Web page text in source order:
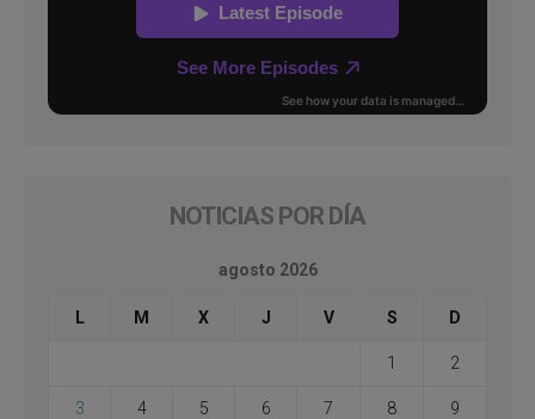
NOTICIAS POR DÍA
agosto 2026
L M X J V S D
1 2
3 4 5 6 7 8 9